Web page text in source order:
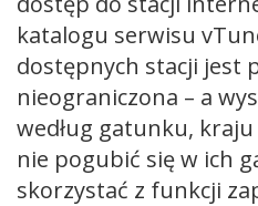
katalogu serwisu
dostępnych stacji jest
nieograniczona – a
według gatunku,
nie pogubić się w ich
skorzystać z funkcji